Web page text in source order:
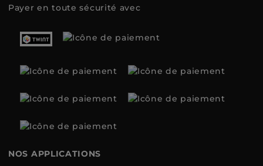
Payer en toute sécurité avec
NOS APPLICATIONS